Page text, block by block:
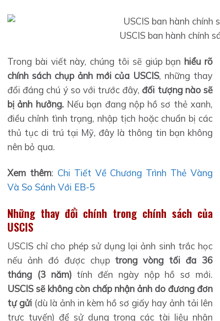
USCIS ban hành chính
Trong bài viết này, chúng tôi sẽ giúp bạn hiểu rõ
chính sách chụp ảnh mới của USCIS, những thay
đổi đáng chú ý so với trước đây, đối tượng nào sẽ
bị ảnh hưởng.Nếu bạn đang nộp hồ sơ thẻ xanh,
điều chỉnh tình trạng, nhập tịch hoặc chuẩn bị các
thủ tục di trú tại Mỹ, đây là thông tin bạn không
nên bỏ qua.
Xem thêm: Chi Tiết Về Chương Trình Thẻ Vàng
Và So Sánh Với EB-5
Những thay đổi chính trong chính sách của
USCIS
USCIS chỉ cho phép sử dụng lại ảnh sinh trắc học
nếu ảnh đó được chụp trong vòng tối đa 36
tháng (3 năm)tính đến ngày nộp hồ sơ mới.
USCIS sẽ không còn chấp nhận ảnh do đương đơn
tự gửi (dù là ảnh in kèm hồ sơ giấy hay ảnh tải lên
trực tuyến) để sử dụng trong các tài liệu nhận